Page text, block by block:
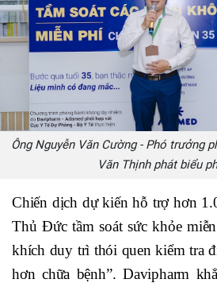
Ông Nguyễn Văn Cường - Phó trưởng
Văn Thịnh phát biểu
Chiến dịch dự kiến hỗ trợ hơn
Thủ Đức tầm soát sức khỏe
khích duy trì thói quen kiểm tra
hơn chữa bệnh”. Davipharm